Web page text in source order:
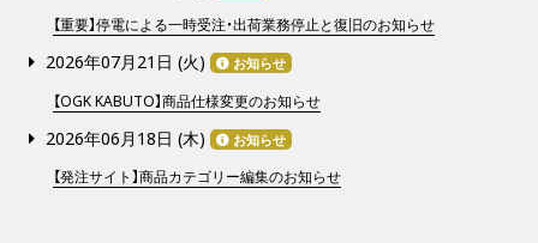
【重要】停電による一時受注・出荷業務停止と復旧のお知らせ
2026年07月21日 (火) お知らせ
【OGK KABUTO】商品仕様変更のお知らせ
2026年06月18日 (木) お知らせ
【発注サイト】商品カテゴリー編集のお知らせ